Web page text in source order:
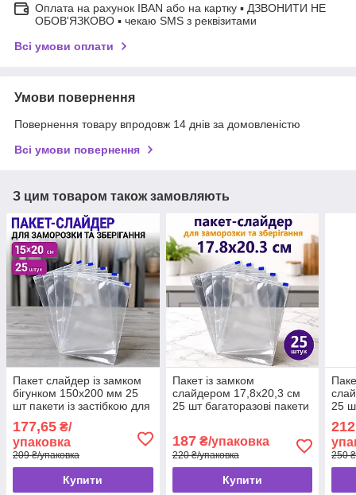
Оплата на рахунок IBAN або на картку ▪ ДЗВОНИТИ НЕ
ОБОВ'ЯЗКОВО ▪ чекаю SMS з реквізитами
Всі умови оплати
Умови повернення
Повернення товару впродовж 14 днів за домовленістю
Всі умови повернення
З цим товаром також замовляють
Пакет слайдер із замком
бігунком 150х200 мм 25
шт пакети із застібкою для
177,65 ₴/
упаковка
209 ₴/упаковка
Купити
Пакет із замком
слайдером 17,8x20,3 см
25 шт багаторазові пакети
187₴/упаковка
220 ₴/упаковка
Купити
25
250